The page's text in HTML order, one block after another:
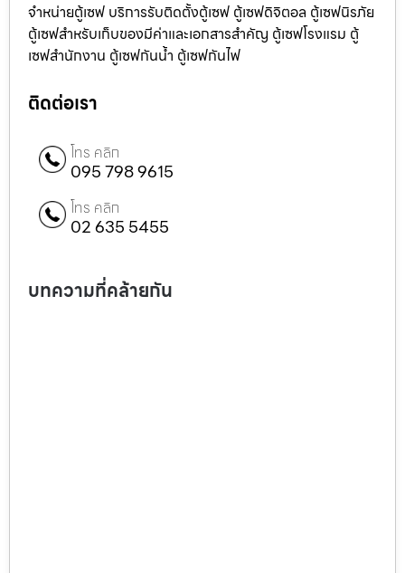
จำหน่ายตู้เซฟ บริการรับติดตั้งตู้เซฟ ตู้เซฟดิจิตอล ตู้เซฟนิรภัย
ตู้เซฟสำหรับเก็บของมีค่าและเอกสารสำคัญ ตู้เซฟโรงแรม ตู้
เซฟสำนักงาน ตู้เซฟกันน้ำ ตู้เซฟกันไฟ
ติดต่อเรา
โทร คลิก
095 798 9615
โทร คลิก
02 635 5455
บทความที่คล้ายกัน